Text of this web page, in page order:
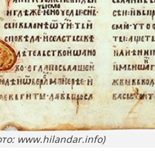
www.hilandar.info)